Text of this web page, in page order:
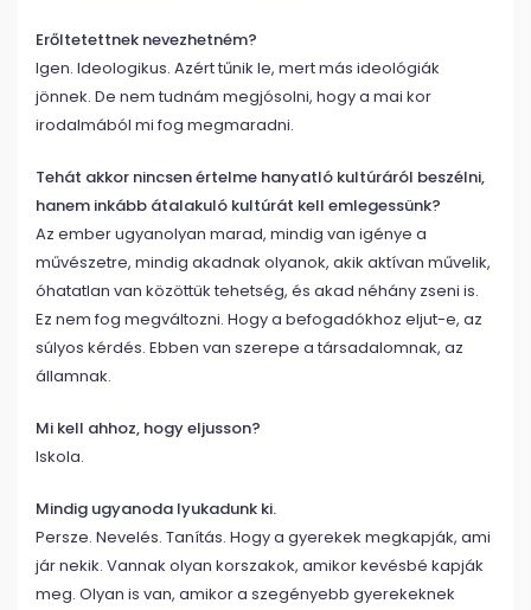
Erőltetettnek nevezhetném?
Igen. Ideologikus. Azért tűnik le, mert más ideológiák
jönnek. De nem tudnám megjósolni, hogy a mai kor
irodalmából mi fog megmaradni.
Tehát akkor nincsen értelme hanyatló kultúráról beszélni,
hanem inkább átalakuló kultúrát kell emlegessünk?
Az ember ugyanolyan marad, mindig van igénye a
művészetre, mindig akadnak olyanok, akik aktívan művelik,
óhatatlan van közöttük tehetség, és akad néhány zseni is.
Ez nem fog megváltozni. Hogy a befogadókhoz eljut-e, az
súlyos kérdés. Ebben van szerepe a társadalomnak, az
államnak.
Mi kell ahhoz, hogy eljusson?
Iskola.
Mindig ugyanoda lyukadunk ki.
Persze. Nevelés. Tanítás. Hogy a gyerekek megkapják, ami
jár nekik. Vannak olyan korszakok, amikor kevésbé kapják
meg. Olyan is van, amikor a szegényebb gyerekeknek